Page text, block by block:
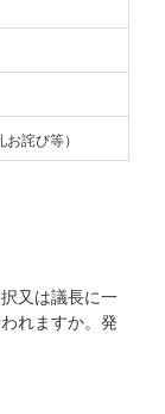
詫び等）
又は議長に一
れますか。発